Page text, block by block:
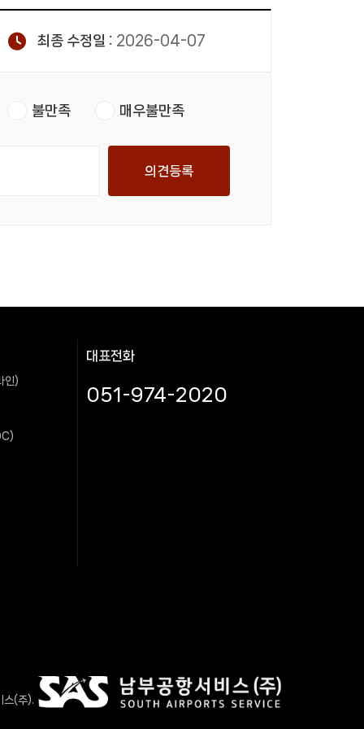
최종 수정일 : 2026-04-07
불만족 매우불만족
의견등록
인)
대표전화
051-974-2020
(주).